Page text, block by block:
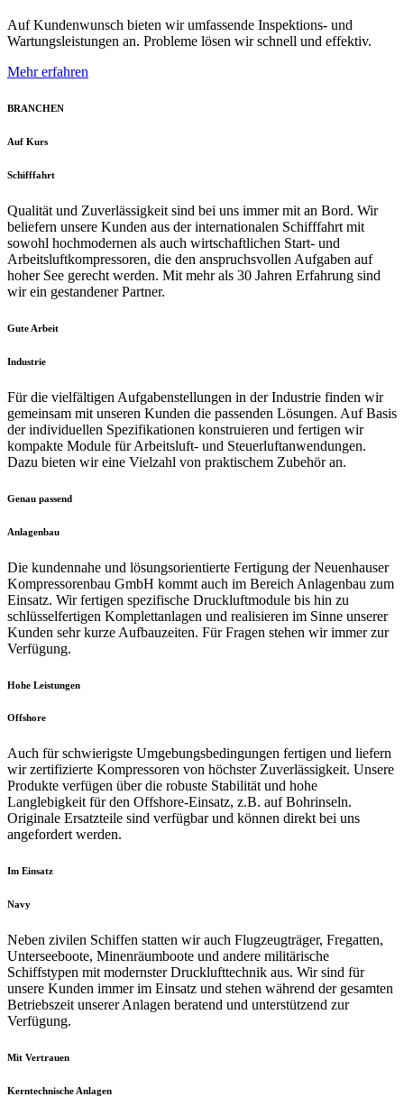
Auf Kundenwunsch bieten wir umfassende Inspektions- und
Wartungsleistungen an. Probleme lösen wir schnell und effektiv.
Mehr erfahren
BRANCHEN
Auf Kurs
Schifffahrt
Qualität und Zuverlässigkeit sind bei uns immer mit an Bord. Wir
beliefern unsere Kunden aus der internationalen Schifffahrt mit
sowohl hochmodernen als auch wirtschaftlichen Start- und
Arbeitsluftkompressoren, die den anspruchsvollen Aufgaben auf
hoher See gerecht werden. Mit mehr als 30 Jahren Erfahrung sind
wir ein gestandener Partner.
Gute Arbeit
Industrie
Für die vielfältigen Aufgabenstellungen in der Industrie finden wir
gemeinsam mit unseren Kunden die passenden Lösungen. Auf Basis
der individuellen Spezifikationen konstruieren und fertigen wir
kompakte Module für Arbeitsluft- und Steuerluftanwendungen.
Dazu bieten wir eine Vielzahl von praktischem Zubehör an.
Genau passend
Anlagenbau
Die kundennahe und lösungsorientierte Fertigung der Neuenhauser
Kompressorenbau GmbH kommt auch im Bereich Anlagenbau zum
Einsatz. Wir fertigen spezifische Druckluftmodule bis hin zu
schlüsselfertigen Komplettanlagen und realisieren im Sinne unserer
Kunden sehr kurze Aufbauzeiten. Für Fragen stehen wir immer zur
Verfügung.
Hohe Leistungen
Offshore
Auch für schwierigste Umgebungsbedingungen fertigen und liefern
wir zertifizierte Kompressoren von höchster Zuverlässigkeit. Unsere
Produkte verfügen über die robuste Stabilität und hohe
Langlebigkeit für den Offshore-Einsatz, z.B. auf Bohrinseln.
Originale Ersatzteile sind verfügbar und können direkt bei uns
angefordert werden.
Im Einsatz
Navy
Neben zivilen Schiffen statten wir auch Flugzeugträger, Fregatten,
Unterseeboote, Minenräumboote und andere militärische
Schiffstypen mit modernster Drucklufttechnik aus. Wir sind für
unsere Kunden immer im Einsatz und stehen während der gesamten
Betriebszeit unserer Anlagen beratend und unterstützend zur
Verfügung.
Mit Vertrauen
Kerntechnische Anlagen